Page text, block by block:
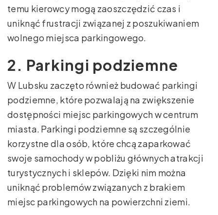
temu kierowcy mogą zaoszczędzić czas i
uniknąć frustracji związanej z poszukiwaniem
wolnego miejsca parkingowego.
2. Parkingi podziemne
W Lubsku zaczęto również budować parkingi
podziemne, które pozwalają na zwiększenie
dostępności miejsc parkingowych w centrum
miasta. Parkingi podziemne są szczególnie
korzystne dla osób, które chcą zaparkować
swoje samochody w pobliżu głównych atrakcji
turystycznych i sklepów. Dzięki nim można
uniknąć problemów związanych z brakiem
miejsc parkingowych na powierzchni ziemi.